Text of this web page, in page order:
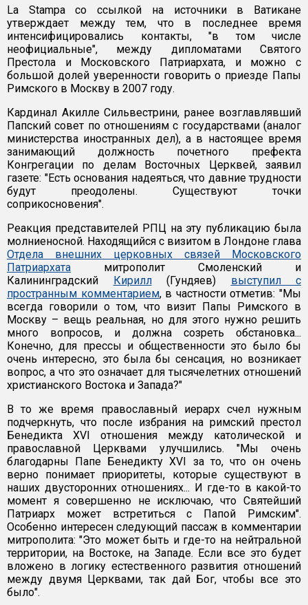
La Stampa со ссылкой на источники в Ватикане
утверждает между тем, что в последнее время
интенсифицировались контакты, "в том числе
неофициальные", между дипломатами Святого
Престола и Московского Патриархата, и можно с
большой долей уверенности говорить о приезде Папы
Римского в Москву в 2007 году.
Кардинал Акилле Сильвестрини, ранее возглавлявший
Папский совет по отношениям с государствами (аналог
министерства иностранных дел), а в настоящее время
занимающий должность почетного префекта
Конгрегации по делам Восточных Церквей, заявил
газете: "Есть основания надеяться, что давние трудности
будут преодолены. Существуют точки
соприкосновения".
Реакция представителей РПЦ на эту публикацию была
молниеносной. Находящийся с визитом в Лондоне глава
Отдела внешних церковных связей Московского
Патриархата митрополит Смоленский и
Калининградский Кирилл(Гундяев) выступил с
пространным комментарием, в частности отметив: "Мы
всегда говорили о том, что визит Папы Римского в
Москву – вещь реальная, но для этого нужно решить
много вопросов, и должна созреть обстановка...
Конечно, для прессы и общественности это было бы
очень интересно, это была бы сенсация, но возникает
вопрос, а что это означает для тысячелетних отношений
христианского Востока и Запада?"
В то же время православный иерарх счел нужным
подчеркнуть, что после избрания на римский престол
Бенедикта XVI отношения между католической и
православной Церквами улучшились. "Мы очень
благодарны Папе Бенедикту XVI за то, что он очень
верно понимает приоритеты, которые существуют в
наших двусторонних отношениях... И где-то в какой-то
момент я совершенно не исключаю, что Святейший
Патриарх может встретиться с Папой Римским".
Особенно интересен следующий пассаж в комментарии
митрополита: "Это может быть и где-то на нейтральной
территории, на Востоке, на Западе. Если все это будет
вложено в логику естественного развития отношений
между двумя Церквами, так дай Бог, чтобы все это
было".